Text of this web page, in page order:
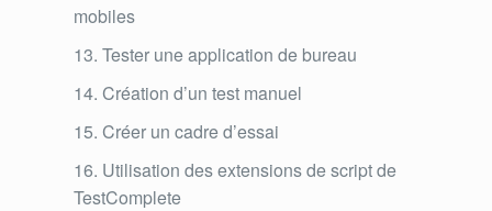
mobiles
Tester une application de bureau
Création d’un test manuel
Créer un cadre d’essai
Utilisation des extensions de script de
TestComplete